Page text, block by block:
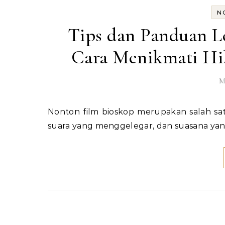
Tips dan Panduan
Cara Menikmati
Nonton film bioskop merupakan salah satu hiburan favorit banyak orang. Dengan layar yang besar,
suara yang menggelegar, dan suasana